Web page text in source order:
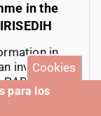
in the
in
investment
Cookies
para los